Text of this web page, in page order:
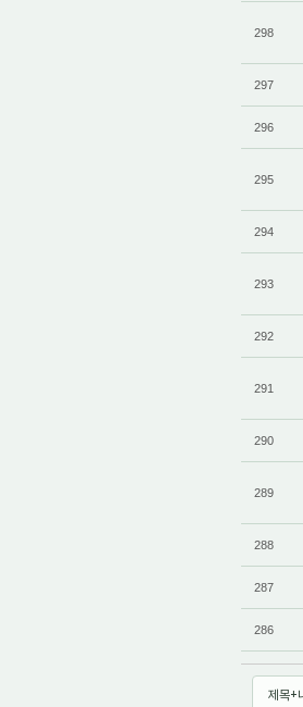
298
297
296
295
294
293
292
291
290
289
288
287
286